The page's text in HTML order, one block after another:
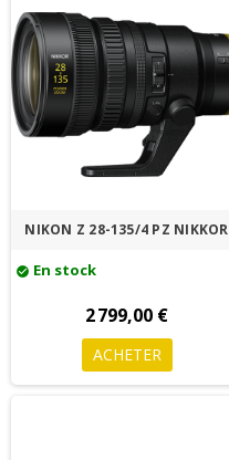
NIKON Z 28-135/4 PZ NIKKOR
check_circle En stock
2 799,00 €
ACHETER